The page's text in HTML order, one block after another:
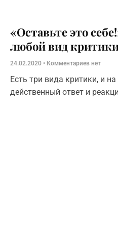
«Оставьте это
любой вид
24.02.2020 Комментариев нет
Есть три вида критики, и
действенный ответ и